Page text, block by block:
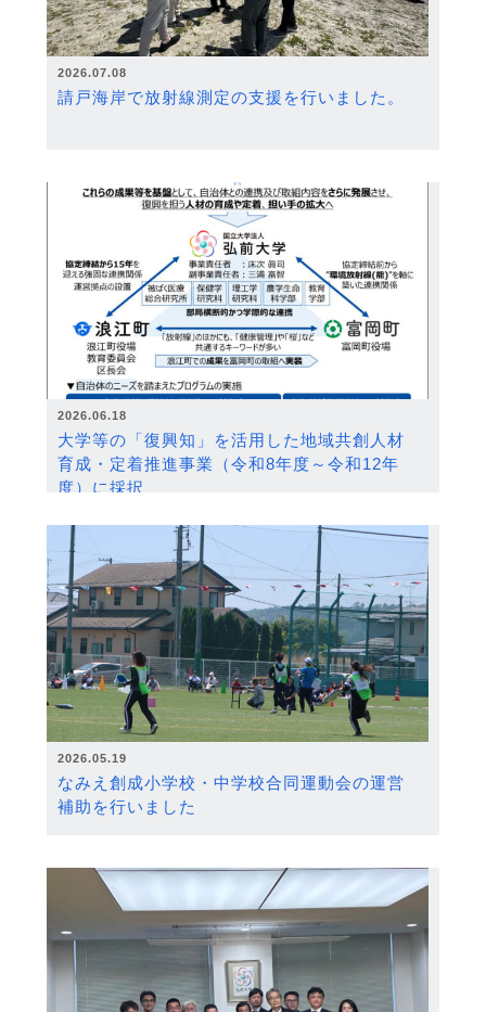
2026.07.08
請戸海岸で放射線測定の支援を行いました。
2026.06.18
大学等の「復興知」を活用した地域共創人材
育成・定着推進事業（令和8年度～令和12年
度）に採択
2026.05.19
なみえ創成小学校・中学校合同運動会の運営
補助を行いました